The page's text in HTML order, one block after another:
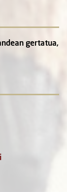
gertatua,